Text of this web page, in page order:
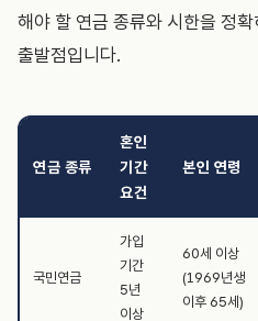
해야 할 연금 종류와 시한을 정
출발점입니다.
연금 종류
혼인
기간
요건
본인 연령
국민연금
가입
기간
5년
이상
60세 이상
(1969년생
이후 65세)